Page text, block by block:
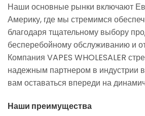
Наши основные рынки включают
Америку, где мы стремимся
благодаря тщательному выбору
бесперебойному обслуживанию и
Компания VAPES WHOLESALER
надежным партнером в индустрии
вам оставаться впереди на
Наши преимущества